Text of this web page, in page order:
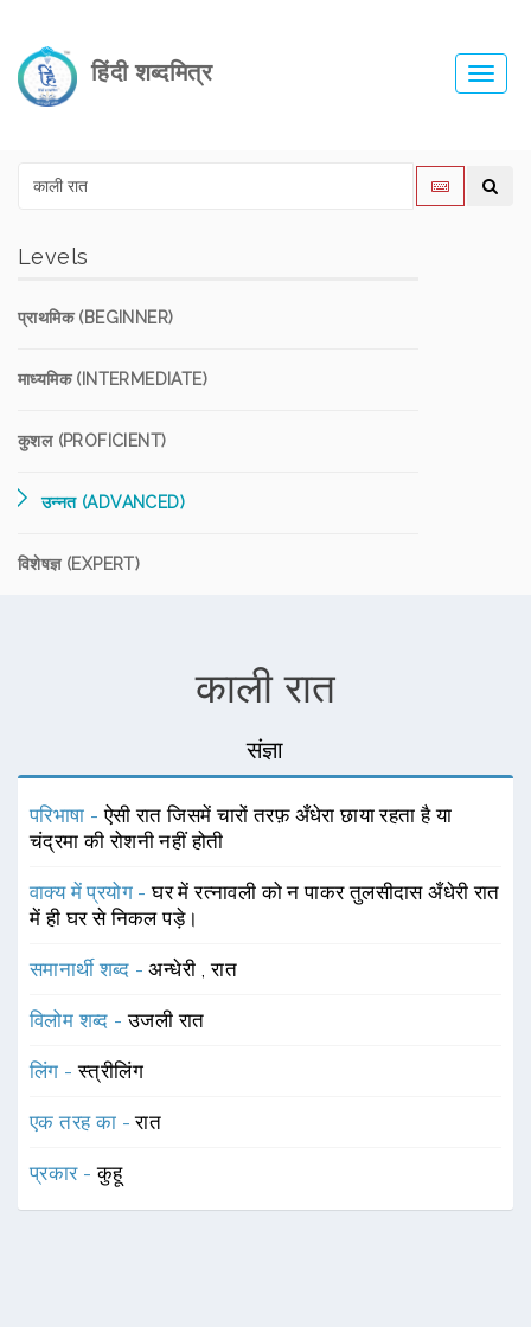
हिंदी शब्दमित्र
Levels
प्राथमिक (BEGINNER)
माध्यमिक (INTERMEDIATE)
कुशल (PROFICIENT)
उन्नत (ADVANCED)
विशेषज्ञ (EXPERT)
काली रात
संज्ञा
परिभाषा -ऐसी रात जिसमें चारों तरफ़ अँधेरा छाया रहता है या
चंद्रमा की रोशनी नहीं होती
वाक्य में प्रयोग -घर में रत्नावली को न पाकर तुलसीदास अँधेरी रात
में ही घर से निकल पड़े।
समानार्थी शब्द -अन्धेरी ,रात
विलोम शब्द -उजली रात
लिंग -स्त्रीलिंग
एक तरह का -रात
प्रकार -कुहू